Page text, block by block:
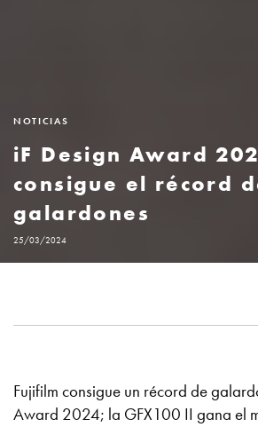
NOTICIAS
iF Design Award
consigue el récord
galardones
25/03/2024
Fujifilm consigue un récord de
Award 2024; la GFX100 II gana el